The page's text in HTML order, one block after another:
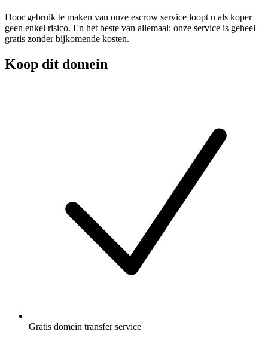
Door gebruik te maken van onze escrow service loopt u als koper
geen enkel risico. En het beste van allemaal: onze service is geheel
gratis zonder bijkomende kosten.
Koop dit domein
Gratis domein transfer service